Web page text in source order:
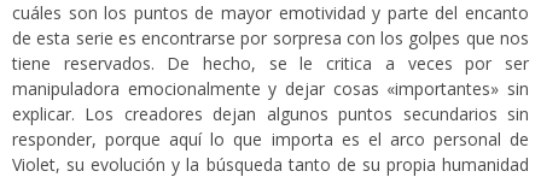
cuáles son los puntos de mayor emotividad y parte del encanto
de esta serie es encontrarse por sorpresa con los golpes que nos
tiene reservados. De hecho, se le critica a veces por ser
manipuladora emocionalmente y dejar cosas «importantes» sin
explicar. Los creadores dejan algunos puntos secundarios sin
responder, porque aquí lo que importa es el arco personal de
Violet, su evolución y la búsqueda tanto de su propia humanidad